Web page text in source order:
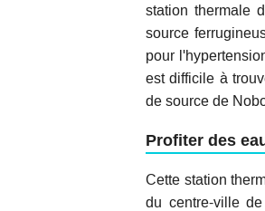
station thermale
source
pour
est difficile à
de source de
Profiter des
Cette station
du centre-ville